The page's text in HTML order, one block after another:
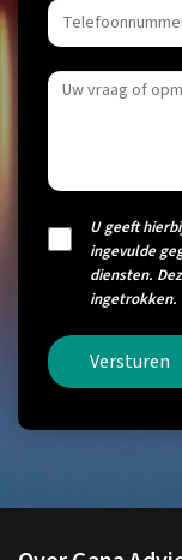
U geeft
ingevulde
diensten.
ingetrokken.
Versturen